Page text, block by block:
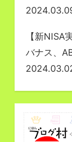
【新NISA
バナス、